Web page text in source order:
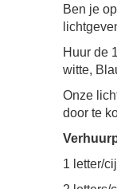
Ben je
Huur de
witte,
Onze
door te
1 letter/